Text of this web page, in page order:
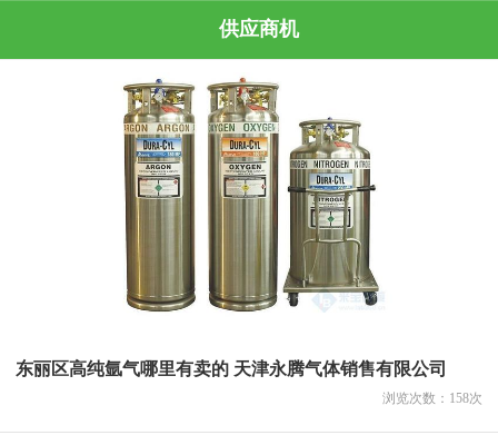
供应商机
东丽区高纯氩气哪里有卖的 天津永腾气体销售有限公司
浏览次数： 158次